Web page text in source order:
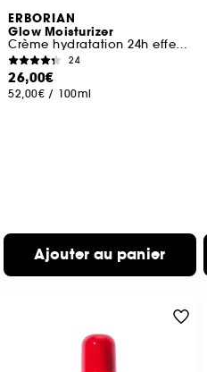
ERBORIAN
Glow Moisturizer
Crème hydratation 24h effet glass skin
24
26,00€
52,00€ / 100ml
Ajouter au panier